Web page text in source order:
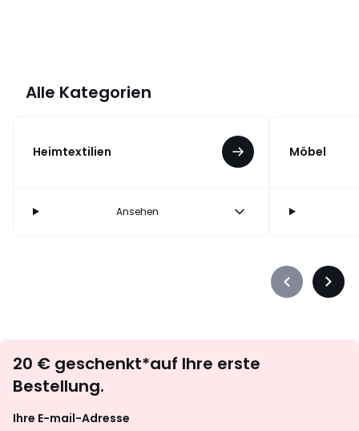
Alle Kategorien
Heimtextilien
Ansehen
Möbel
Précédent
abonnieren
20 € geschenkt*auf Ihre erste
Bestellung.
Ihre E-mail-Adresse